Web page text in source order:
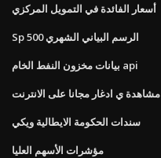
أسعار الفائدة في التمويل المركزي
Sp 500 الرسم البياني الشهري
بيانات مخزون النفط الخام api
مشاهدة ي ادغار مجانا على الانترنت
سندات الحكومة الايطالية ويكي
مؤشرات الأسهم العليا